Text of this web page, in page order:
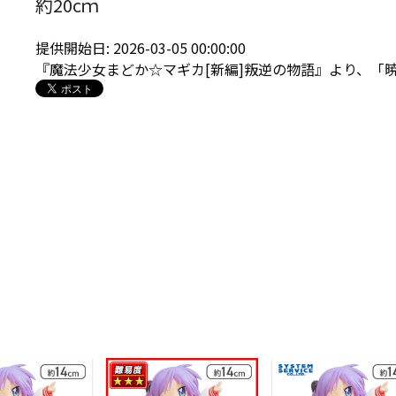
提供開始日: 2026-03-05 00:00:00
『魔法少女まどか☆マギカ[新編]叛逆の物語』より、「